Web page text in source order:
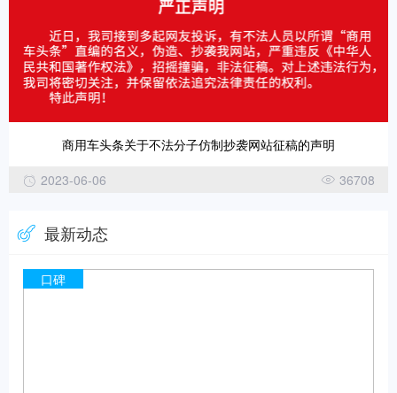
商用车头条关于不法分子仿制抄袭网站征稿的声明
2023-06-06
36708
最新动态
口碑